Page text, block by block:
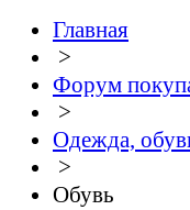
Главная
>
Форум
>
Одежда,
>
Обувь